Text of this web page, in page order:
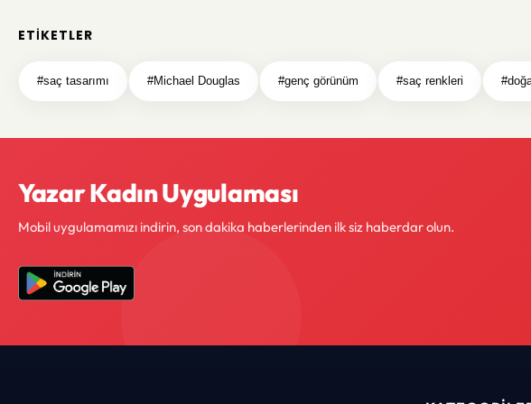
ETIKETLER
#saç tasarımı #Michael Douglas #genç görünüm #saç renkleri
Yazar Kadın Uygulaması
Mobil uygulamamızı indirin, son dakika haberlerinden ilk siz haberdar olun.